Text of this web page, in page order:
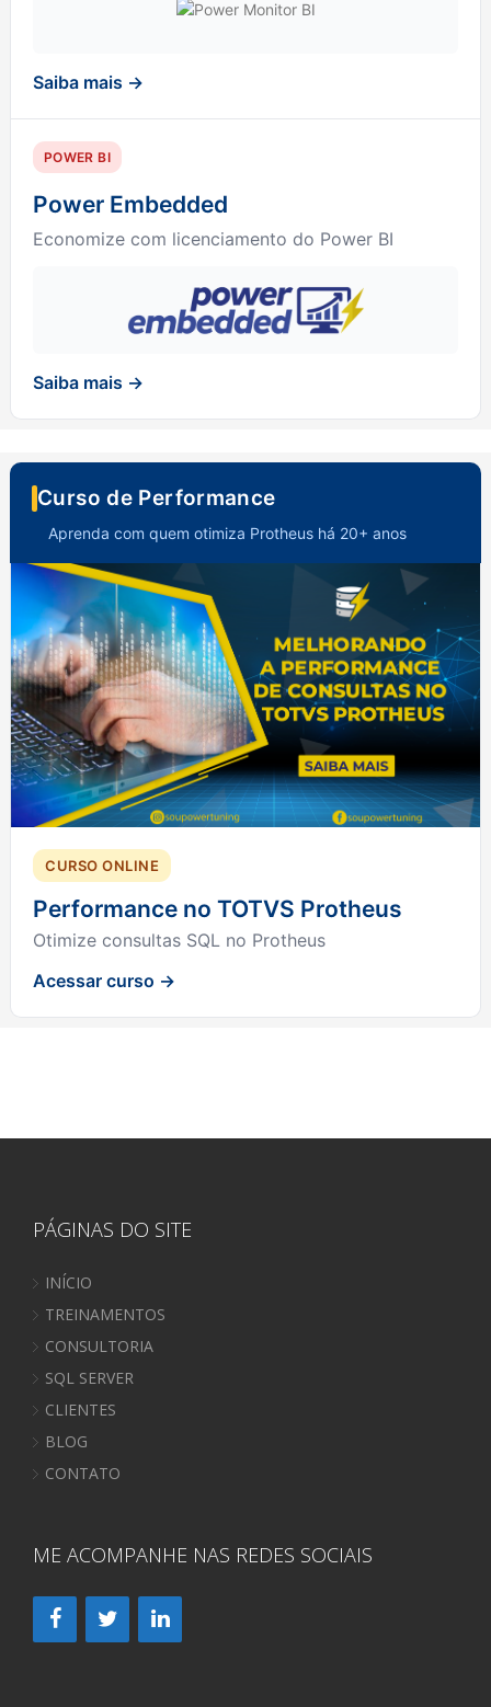
Saiba mais →
POWER BI
Power Embedded
Economize com licenciamento do Power BI
Saiba mais →
Curso de Performance
Aprenda com quem otimiza Protheus há 20+ anos
CURSO ONLINE
Performance no TOTVS Protheus
Otimize consultas SQL no Protheus
Acessar curso →
PÁGINAS DO SITE
INÍCIO
TREINAMENTOS
CONSULTORIA
SQL SERVER
CLIENTES
BLOG
CONTATO
ME ACOMPANHE NAS REDES SOCIAIS